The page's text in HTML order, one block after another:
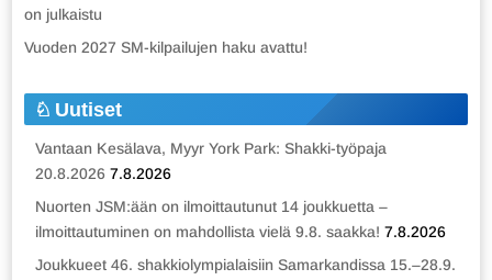
on julkaistu
Vuoden 2027 SM-kilpailujen haku avattu!
Uutiset
Vantaan Kesälava, Myyr York Park: Shakki-työpaja
20.8.2026 7.8.2026
Nuorten JSM:ään on ilmoittautunut 14 joukkuetta –
ilmoittautuminen on mahdollista vielä 9.8. saakka! 7.8.2026
Joukkueet 46. shakkiolympialaisiin Samarkandissa 15.–28.9.